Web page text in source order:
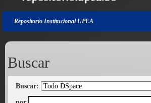
Repositorio Institucional UPEA
Buscar
Buscar: